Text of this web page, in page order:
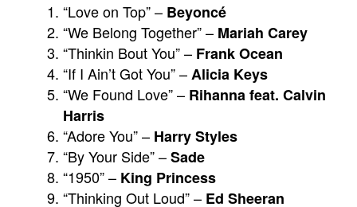
“Love on Top” – Beyoncé
“We Belong Together” – Mariah Carey
“Thinkin Bout You” – Frank Ocean
“If I Ain’t Got You” –Alicia Keys
“We Found Love” – Rihanna feat. Calvin
Harris
“Adore You” – Harry Styles
“By Your Side” –Sade
“1950” – King Princess
“Thinking Out Loud” – Ed Sheeran